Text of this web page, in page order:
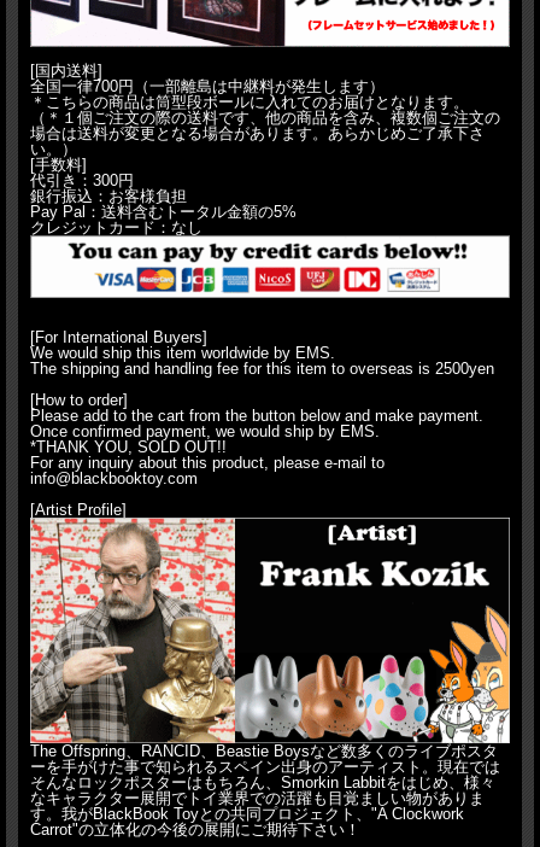
[国内送料]
全国一律700円（一部離島は中継料が発生します）
＊こちらの商品は筒型段ボールに入れてのお届けとなります。
（＊１個ご注文の際の送料です、他の商品を含み、複数個ご注文の
場合は送料が変更となる場合があります。あらかじめご了承下さ
い。）
[手数料]
代引き：300円
銀行振込：お客様負担
Pay Pal：送料含むトータル金額の5%
クレジットカード：なし
[For International Buyers]
We would ship this item worldwide by EMS.
The shipping and handling fee for this item to overseas is 2500yen
[How to order]
Please add to the cart from the button below and make payment.
Once confirmed payment, we would ship by EMS.
*THANK YOU, SOLD OUT!!
For any inquiry about this product, please e-mail to
info@blackbooktoy.com
[Artist Profile]
The Offspring、RANCID、Beastie Boysなど数多くのライブポスタ
ーを手がけた事で知られるスペイン出身のアーティスト。現在では
そんなロックポスターはもちろん、Smorkin Labbitをはじめ、様々
なキャラクター展開でトイ業界での活躍も目覚ましい物がありま
す。我がBlackBook Toyとの共同プロジェクト、"A Clockwork
Carrot"の立体化の今後の展開にご期待下さい！